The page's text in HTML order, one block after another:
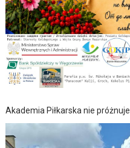
Akademia Piłkarska nie próżnuje